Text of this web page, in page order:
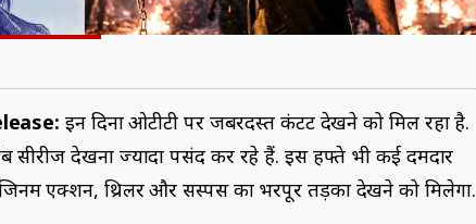
इन दिनों ओटीटी पर जबरदस्त कंटेंट देखने को मिल रहा है.
सीरीज देखना ज्यादा पसंद कर रहे हैं. इस हफ्ते भी कई दमदार
एक्शन, थ्रिलर और सस्पेंस का भरपूर तड़का देखने को मिलेगा.